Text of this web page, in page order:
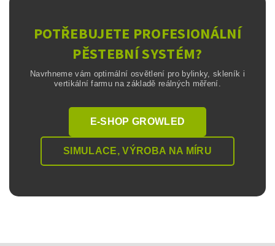
POTŘEBUJETE PROFESIONÁLNÍ
PĚSTEBNÍ SYSTÉM?
Navrhneme vám optimální osvětlení pro bylinky, skleník i
vertikální farmu na základě reálných měření.
E-SHOP GROWLED
SIMULACE, VÝROBA NA MÍRU